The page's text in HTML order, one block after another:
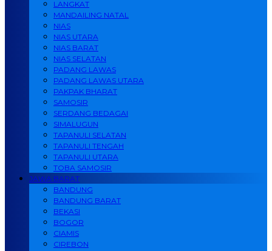
LANGKAT
MANDAILING NATAL
NIAS
NIAS UTARA
NIAS BARAT
NIAS SELATAN
PADANG LAWAS
PADANG LAWAS UTARA
PAKPAK BHARAT
SAMOSIR
SERDANG BEDAGAI
SIMALUGUN
TAPANULI SELATAN
TAPANULI TENGAH
TAPANULI UTARA
TOBA SAMOSIR
JAWA BARAT
BANDUNG
BANDUNG BARAT
BEKASI
BOGOR
CIAMIS
CIREBON